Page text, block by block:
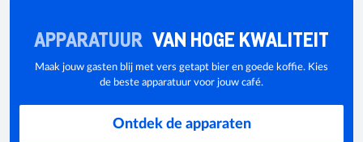
APPARATUUR VAN HOGE KWALITEIT
Maak jouw gasten blij met vers getapt bier en goede koffie. Kies
de beste apparatuur voor jouw café.
Ontdek de apparaten